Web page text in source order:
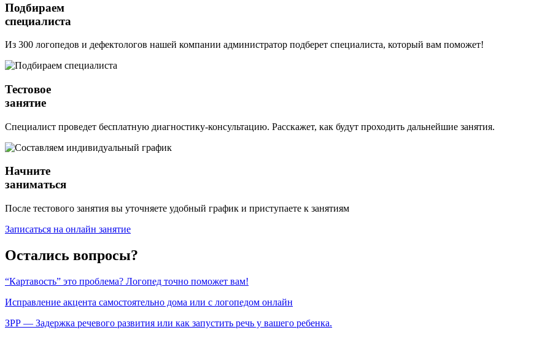
Подбираем
специалиста
Из 300 логопедов и дефектологов нашей компании администратор подберет специалиста, который вам поможет!
Тестовое
занятие
Специалист проведет бесплатную диагностику-консультацию. Расскажет, как будут проходить дальнейшие занятия.
Начните
заниматься
После тестового занятия вы уточняете удобный график и приступаете к занятиям
Записаться на онлайн занятие
Остались вопросы?
“Картавость” это проблема? Логопед точно поможет вам!
Исправление акцента самостоятельно дома или с логопедом онлайн
ЗРР — Задержка речевого развития или как запустить речь у вашего ребенка.